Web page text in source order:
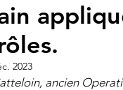
2023
ancien